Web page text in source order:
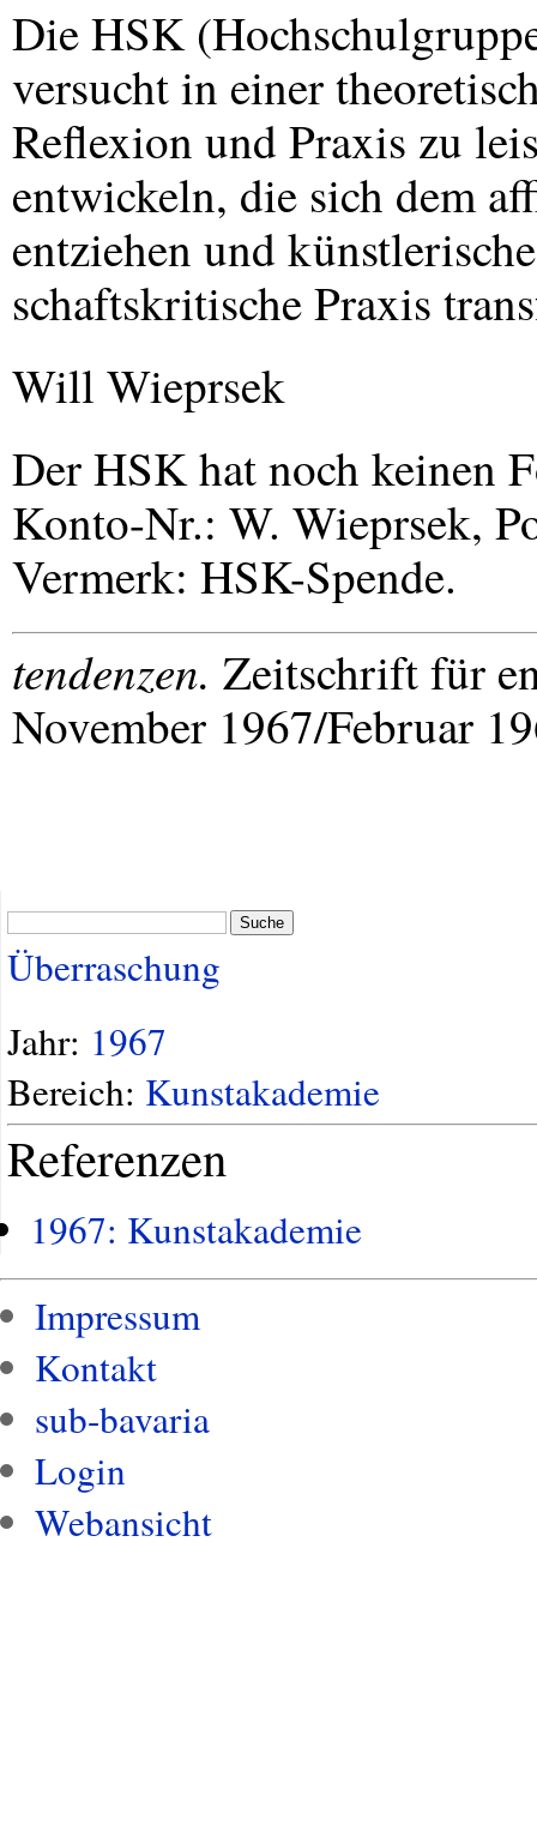
DieHSK
versucht in einer
Reflexion und Praxis zu
entwickeln, die sich dem
entziehen und
schaftskritische Praxis
Will Wieprsek
DerHSKhat noch keinen
Konto-Nr.: W. Wieprsek,
Vermerk: HSK-Spende.
tendenzen. Zeitschrift für
November 1967/Februar
Suche
Überraschung
Jahr: 1967
Bereich: Kunstakademie
Referenzen
1967: Kunstakademie
Impressum
Kontakt
sub-bavaria
Login
Webansicht